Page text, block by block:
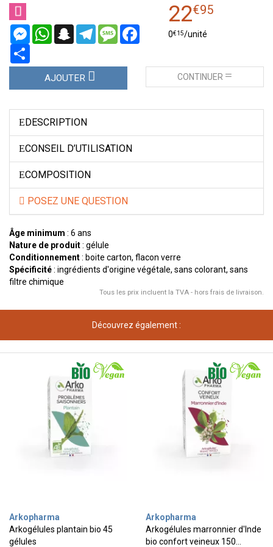
MessengerWhatsAppSnapchatTelegramMessageFacebook
22€95
0€15/unité
AJOUTER CONTINUER
DESCRIPTION
CONSEIL D’UTILISATION
COMPOSITION
POSEZ UNE QUESTION
Âge minimum : 6 ans
Nature de produit: gélule
Conditionnement: boite carton, flacon verre
Spécificité: ingrédients d'origine végétale, sans colorant, sans
filtre chimique
Tous les prix incluent la TVA - hors frais de livraison.
Découvrez également :
Arkopharma
Arkogélules plantain bio 45
gélules
Arkopharma
Arkogélules marronnier d'Inde
bio confort veineux 150…